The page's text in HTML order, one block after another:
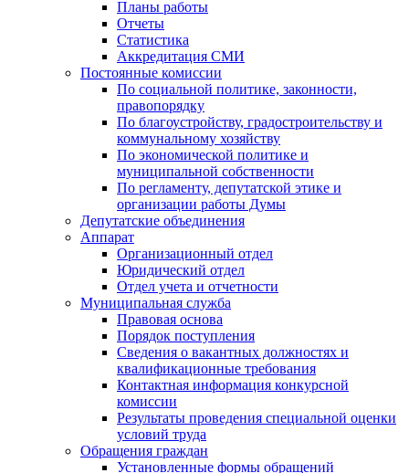
Планы работы
Отчеты
Статистика
Аккредитация СМИ
Постоянные комиссии
По социальной политике, законности,
правопорядку
По благоустройству, градостроительству и
коммунальному хозяйству
По экономической политике и
муниципальной собственности
По регламенту, депутатской этике и
организации работы Думы
Депутатские объединения
Аппарат
Организационный отдел
Юридический отдел
Отдел учета и отчетности
Муниципальная служба
Правовая основа
Порядок поступления
Сведения о вакантных должностях и
квалификационные требования
Контактная информация конкурсной
комиссии
Результаты проведения специальной оценки
условий труда
Обращения граждан
Установленные формы обращений